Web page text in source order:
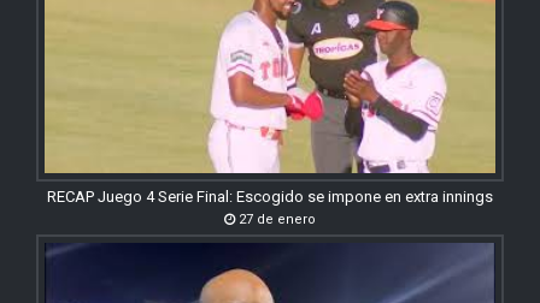
RECAP Juego 4 Serie Final: Escogido se impone en extra innings
27 de enero